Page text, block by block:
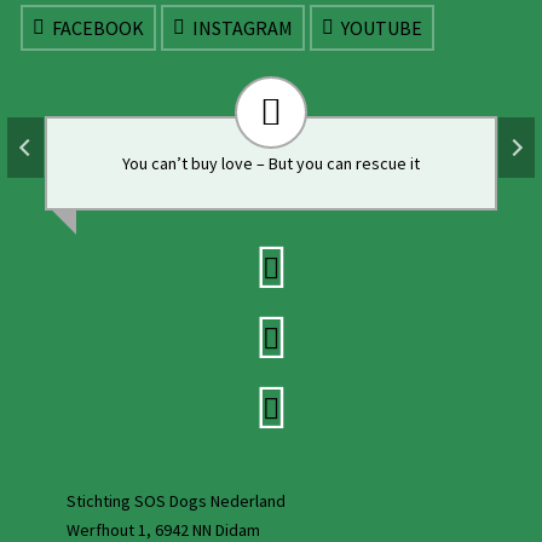
FACEBOOK INSTAGRAM YOUTUBE
You can’t buy love – But you can rescue it
Stichting SOS Dogs Nederland
Werfhout 1, 6942 NN Didam